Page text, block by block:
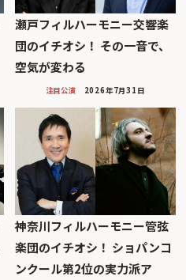
瀬戸フィルハーモニー交響楽
団のイチオシ！ その一音で、
空気が変わる
注目公演 2026年7月31日
神奈川フィルハーモニー管弦
楽団のイチオシ！ ショパンコ
ンクール第2位の実力派ア